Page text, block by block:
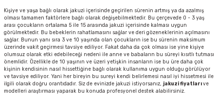
Kişiye ve yaşa bağlı olarak jakuzi içerisinde geçirilen sürenin artmış ya da azalmış
olması tamamen faktörlere bağlı olarak değişebilmektedir. Bu çerçevede 0 - 3 yaş
arası çocukların ortalama 5 ile 15 arasında jakuzi içerisinde kalması uygun
görülmektedir. Bu bebeklerin rahatlamasını sağlar ve deri gözeneklerinin açılmasını
sağlar. Bunun yanı sıra 3 ve 10 yaşında olan çocukların ise bu sürenin maksimum
üzerinde vakit geçirmesi tavsiye ediliyor. Fakat daha da çok olması ise yine kişiye
olumsuz olarak etki edebileceği nedeni ile anne ve babaların bu süreyi kısıtlı tutması
önemlidir. Özellikle de 10 yaşının ve üzeri yetişkin insanların ise bu üre daha çok
kişinin kendisinin nasıl hissettiğine bağlı olarak kullanıma uygun olduğu görülüyor
ve tavsiye ediliyor. Yani her bireyin bu sureyi kendi belirlemesi nasıl iyi hissetmesi ile
ilgili olarak doğru orantıdadır. Siz de evinizde jakuzi istiyorsanız, jakuzi fiyatlarıve
modelleri araştırması yaparak bu konuda profesyonel destek alabilirsiniz.